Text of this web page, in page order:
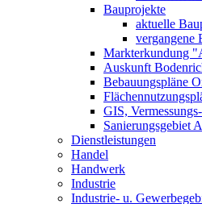
Bauprojekte
aktuelle
vergangene
Markterkundung
Auskunft
Bebauungspläne
GIS,
Sanierungsgebiet
Dienstleistungen
Handel
Handwerk
Industrie
Industrie- u.